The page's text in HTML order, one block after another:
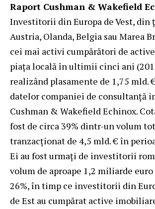
Raport Cushman & Wakefield
Investitorii din Europa de Vest, din
Austria, Olanda, Belgia sau Marea
cei mai activi cumpărători de
piața locală în ultimii cinci ani
realizând plasamente de 1,75 mld.
datelor companiei de consultanţă
Cushman & Wakefield Echinox.
fost de circa 39% dintr-un volum
tranzacționat de 4,5 mld. € în
Ei au fost urmați de investitorii
volum de aproape 1,2 miliarde euro
26%, în timp ce investitorii din
de Est au cumpărat active